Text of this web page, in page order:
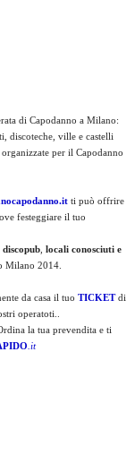
di Capodanno a Milano:
discoteche, ville e castelli
per il Capodanno
ti può offrire
festeggiare il tuo
locali conosciuti e
Milano 2014.
da casa il tuo TICKET di
operatoti..
la tua prevendita e ti
.it